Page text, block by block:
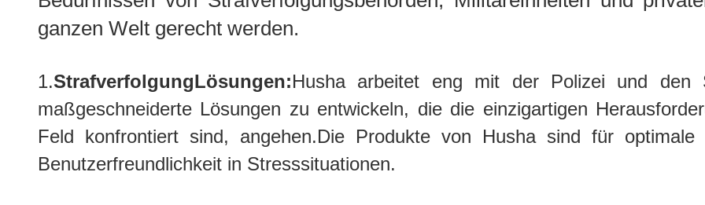
ganzen Welt gerecht werden.
1.StrafverfolgungLösungen:Husha arbeitet eng mit der Polizei und den
maßgeschneiderte Lösungen zu entwickeln, die die einzigartigen
Feld konfrontiert sind, angehen.Die Produkte von Husha sind für optimale
Benutzerfreundlichkeit in Stresssituationen.